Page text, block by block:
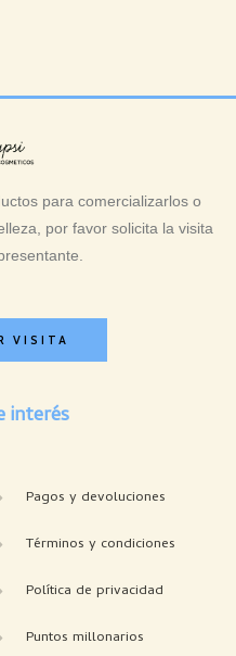
para comercializarlos o
por favor solicita la visita
VISITA
interés
Pagos y devoluciones
Términos y condiciones
Política de privacidad
Puntos millonarios